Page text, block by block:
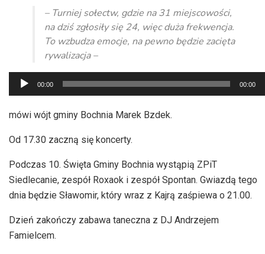
– Turniej sołectw, gdzie na 31 miejscowości,
na dziś zgłosiły się 24, więc duża frekwencja.
To wzbudza emocje, na pewno będzie zacięta
rywalizacja –
Odtwarzacz
plików
dźwiękowych
00:00 00:00
mówi wójt gminy Bochnia Marek Bzdek.
Od 17.30 zaczną się koncerty.
Podczas 10. Święta Gminy Bochnia wystąpią ZPiT
Siedlecanie, zespół Roxaok i zespół Spontan. Gwiazdą tego
dnia będzie Sławomir, który wraz z Kajrą zaśpiewa o 21.00.
Dzień zakończy zabawa taneczna z DJ Andrzejem
Famielcem.